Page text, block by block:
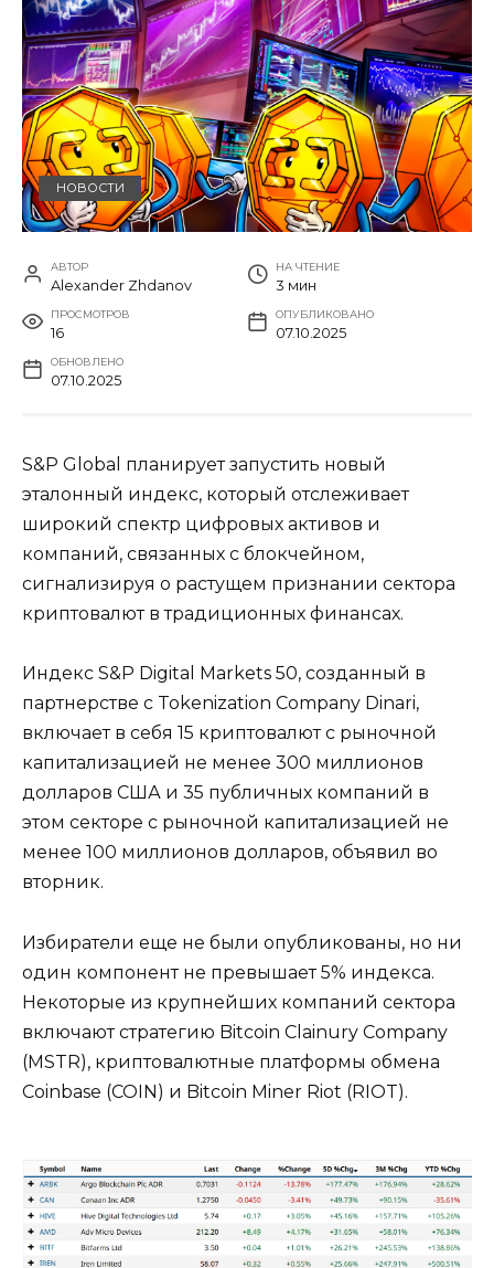
НОВОСТИ
АВТОР
Alexander Zhdanov
НА ЧТЕНИЕ
3 мин
ПРОСМОТРОВ
16
ОПУБЛИКОВАНО
07.10.2025
ОБНОВЛЕНО
07.10.2025
S&P Global планирует запустить новый
эталонный индекс, который отслеживает
широкий спектр цифровых активов и
компаний, связанных с блокчейном,
сигнализируя о растущем признании сектора
криптовалют в традиционных финансах.
Индекс S&P Digital Markets 50, созданный в
партнерстве с Tokenization Company Dinari,
включает в себя 15 криптовалют с рыночной
капитализацией не менее 300 миллионов
долларов США и 35 публичных компаний в
этом секторе с рыночной капитализацией не
менее 100 миллионов долларов, объявил во
вторник.
Избиратели еще не были опубликованы, но ни
один компонент не превышает 5% индекса.
Некоторые из крупнейших компаний сектора
включают стратегию Bitcoin Clainury Company
(MSTR), криптовалютные платформы обмена
Coinbase (COIN) и Bitcoin Miner Riot (RIOT).